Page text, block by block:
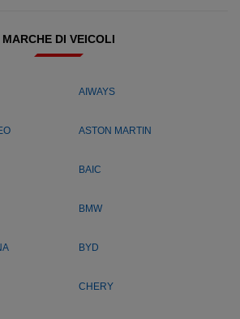
MARCHE DI VEICOLI
AIWAYS
ASTON MARTIN
BAIC
BMW
BYD
CHERY